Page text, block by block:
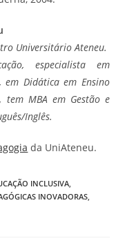
Universitário Ateneu.
especialista em
em Didática em Ensino
tem MBA em Gestão e
Inglês.
da UniAteneu.
INCLUSIVA,
INOVADORAS,